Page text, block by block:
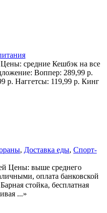
средние Кешбэк на все
Воппер: 289,99 р.
р. Наггетсы: 119,99 р. Кинг
, Доставка еды, Спорт-
Цены: выше среднего
оплата банковской
стойка, бесплатная
...»